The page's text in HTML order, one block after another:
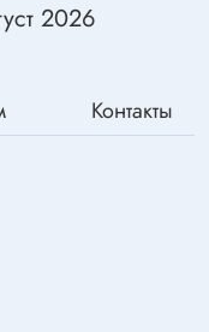
2026
Контакты